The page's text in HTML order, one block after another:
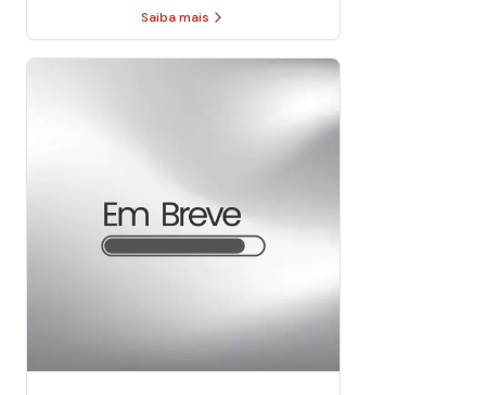
Saiba mais